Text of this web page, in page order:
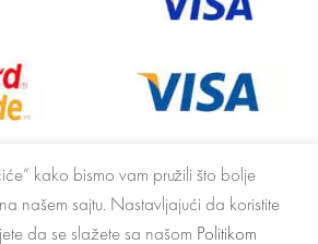
kako bismo vam pružili što bolje
našem sajtu. Nastavljajući da koristite
da se slažete sa našom Politikom